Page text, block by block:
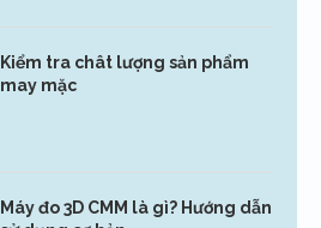
Kiểm tra chât lượng sản phẩm
may mặc
Máy đo 3D CMM là gì? Hướng dẫn